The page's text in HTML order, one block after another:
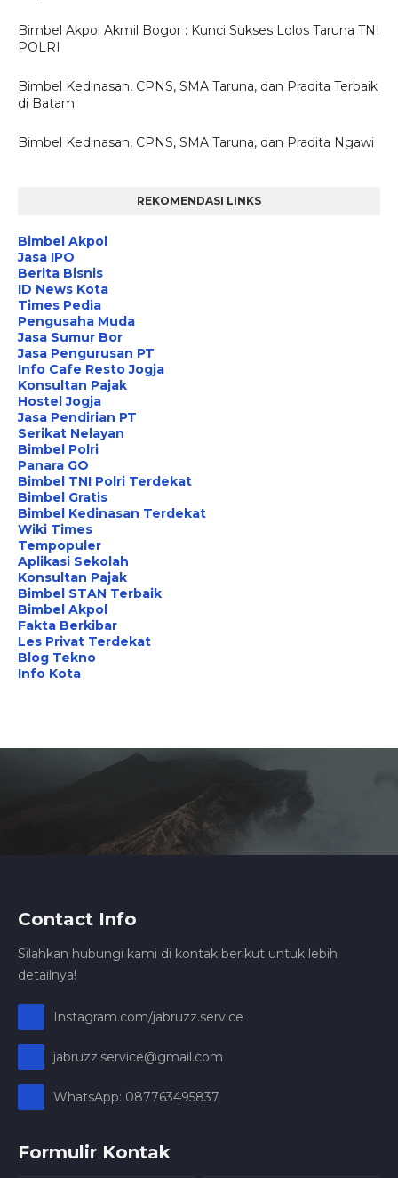
Bimbel Akpol Akmil Bogor : Kunci Sukses Lolos Taruna TNI
POLRI
Bimbel Kedinasan, CPNS, SMA Taruna, dan Pradita Terbaik
di Batam
Bimbel Kedinasan, CPNS, SMA Taruna, dan Pradita Ngawi
REKOMENDASI LINKS
Bimbel Akpol
Jasa IPO
Berita Bisnis
ID News Kota
Times Pedia
Pengusaha Muda
Jasa Sumur Bor
Jasa Pengurusan PT
Info Cafe Resto Jogja
Konsultan Pajak
Hostel Jogja
Jasa Pendirian PT
Serikat Nelayan
Bimbel Polri
Panara GO
Bimbel TNI Polri Terdekat
Bimbel Gratis
Bimbel Kedinasan Terdekat
Wiki Times
Tempopuler
Aplikasi Sekolah
Konsultan Pajak
Bimbel STAN Terbaik
Bimbel Akpol
Fakta Berkibar
Les Privat Terdekat
Blog Tekno
Info Kota
Contact Info
Silahkan hubungi kami di kontak berikut untuk lebih
detailnya!
Instagram.com/jabruzz.service
jabruzz.service@gmail.com
WhatsApp: 087763495837
Formulir Kontak